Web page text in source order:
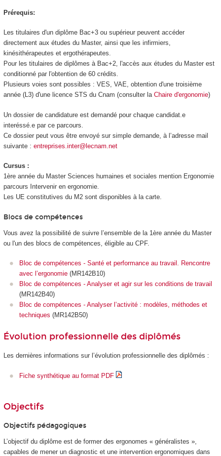
Prérequis:
Les titulaires d'un diplôme Bac+3 ou supérieur peuvent accéder
directement aux études du Master, ainsi que les infirmiers,
kinésithérapeutes et ergothérapeutes.
Pour les titulaires de diplômes à Bac+2, l'accès aux études du Master est
conditionné par l'obtention de 60 crédits.
Plusieurs voies sont possibles : VES, VAE, obtention d'une troisième
année (L3) d'une licence STS du Cnam (consulter la Chaire d'ergonomie)
Un dossier de candidature est demandé pour chaque candidat.e
interéssé.e par ce parcours.
Ce dossier peut vous être envoyé sur simple demande, à l’adresse mail
suivante : entreprises.inter@lecnam.net
Cursus :
1ère année du Master Sciences humaines et sociales mention Ergonomie
parcours Intervenir en ergonomie.
Les UE constitutives du M2 sont disponibles à la carte.
Blocs de compétences
Vous avez la possibilité de suivre l’ensemble de la 1ère année du Master
ou l'un des blocs de compétences, éligible au CPF.
Bloc de compétences - Santé et performance au travail. Rencontre
avec l’ergonomie (MR142B10)
Bloc de compétences - Analyser et agir sur les conditions de travail
(MR142B40)
Bloc de compétences - Analyser l’activité : modèles, méthodes et
techniques (MR142B50)
Évolution professionnelle des diplômés
Les dernières informations sur l’évolution professionnelle des diplômés :
Fiche synthétique au format PDF
Objectifs
Objectifs pédagogiques
L’objectif du diplôme est de former des ergonomes « généralistes »,
capables de mener un diagnostic et une intervention ergonomiques dans